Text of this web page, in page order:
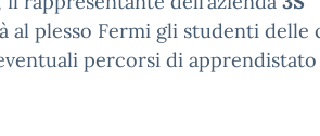
al plesso Fermi gli studenti delle
percorsi di apprendistato